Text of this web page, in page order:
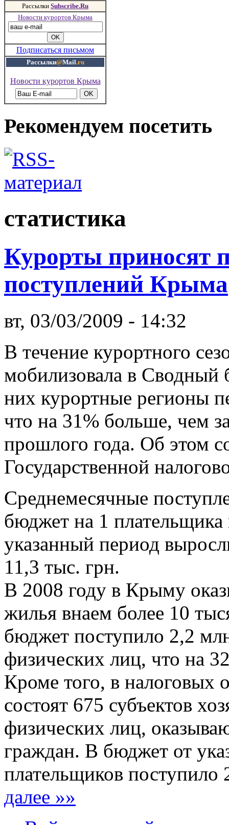
Рассылки Subscribe.Ru
Новости курортов Крыма
Подписаться письмом
Рассылки@Mail.ru
Новости курортов Крыма
Рекомендуем посетить
статистика
Курорты приносят
поступлений Крыма
вт, 03/03/2009 - 14:32
В течение курортного
мобилизовала в
них курортные регионы
что на 31% больше, чем
прошлого года. Об этом
Государственной
Среднемесячные
бюджет на 1 плательщика
указанный период
11,3 тыс. грн.
В 2008 году в Крыму
жилья внаем более 10
бюджет поступило 2,2
физических лиц, что на
Кроме того, в налоговых
состоят 675 субъектов
физических лиц,
граждан. В бюджет от
плательщиков поступило
далее »»